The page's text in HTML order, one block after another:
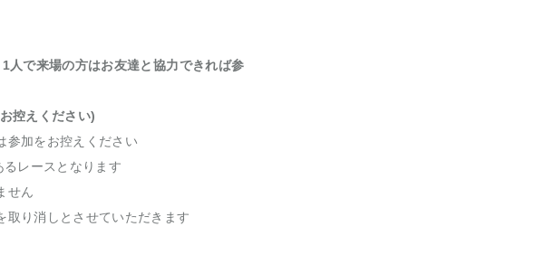
人で来場の方はお友達と協力できれば参
控えください)
参加をお控えください
レースとなります
せん
り消しとさせていただきます